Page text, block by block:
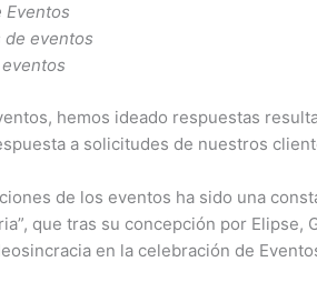
Eventos
de eventos
hemos ideado respuestas
a solicitudes de nuestros
de los eventos ha sido una
que tras su concepción por Elipse,
en la celebración de